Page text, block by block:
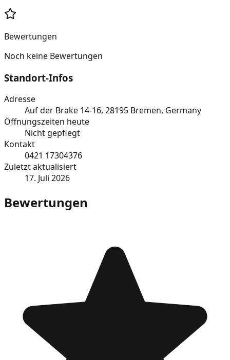
Bewertungen
Noch keine Bewertungen
Standort-Infos
Adresse
Auf der Brake 14-16, 28195 Bremen, Germany
Öffnungszeiten heute
Nicht gepflegt
Kontakt
0421 17304376
Zuletzt aktualisiert
17. Juli 2026
Bewertungen